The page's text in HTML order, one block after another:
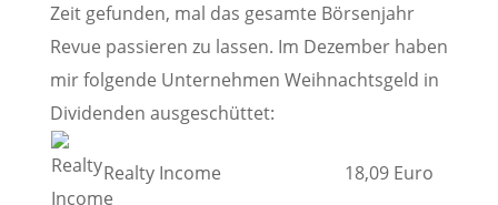
Zeit gefunden, mal das gesamte Börsenjahr
Revue passieren zu lassen. Im Dezember haben
mir folgende Unternehmen Weihnachtsgeld in
Dividenden ausgeschüttet:
Realty Income 18,09 Euro